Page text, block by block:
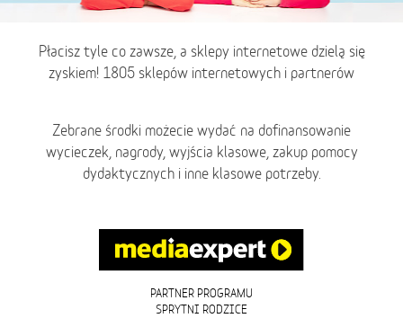
Płacisz tyle co zawsze, a sklepy internetowe dzielą się
zyskiem! 1805 sklepów internetowych i partnerów
Zebrane środki możecie wydać na dofinansowanie
wycieczek, nagrody, wyjścia klasowe, zakup pomocy
dydaktycznych i inne klasowe potrzeby.
PARTNER PROGRAMU
SPRYTNI RODZICE